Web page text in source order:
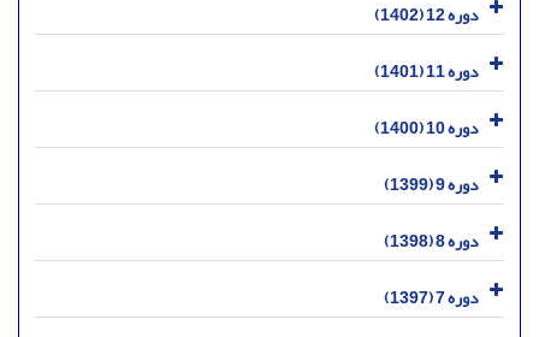
دوره 12 (1402)
دوره 11 (1401)
دوره 10 (1400)
دوره 9 (1399)
دوره 8 (1398)
دوره 7 (1397)